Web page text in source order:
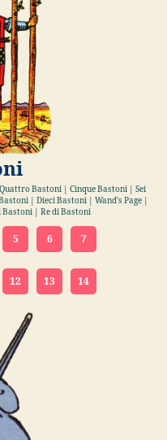
Bastoni | Cinque Bastoni | Sei
| Dieci Bastoni | Wand's Page |
Bastoni | Re di Bastoni
5 6 7
12 13 14